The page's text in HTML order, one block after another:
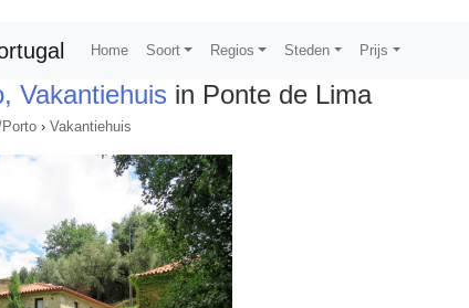
Home Soort Regios Steden Prijs
Vakantiehuis in Ponte de Lima
Porto › Vakantiehuis